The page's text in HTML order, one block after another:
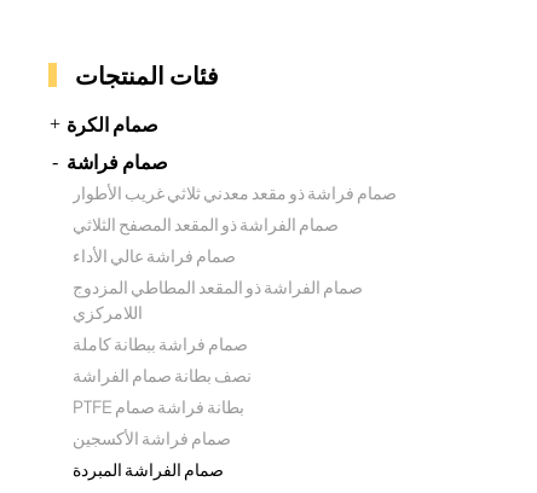
فئات المنتجات
صمام الكرة
صمام فراشة
صمام فراشة ذو مقعد معدني ثلاثي غريب الأطوار
صمام الفراشة ذو المقعد المصفح الثلاثي
صمام فراشة عالي الأداء
صمام الفراشة ذو المقعد المطاطي المزدوج
اللامركزي
صمام فراشة ببطانة كاملة
نصف بطانة صمام الفراشة
PTFE بطانة فراشة صمام
صمام فراشة الأكسجين
صمام الفراشة المبردة